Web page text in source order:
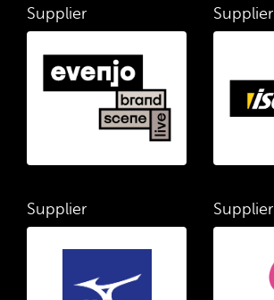
Supplier Supplier
Supplier Supplier